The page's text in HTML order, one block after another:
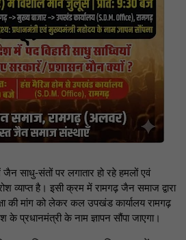
साधु-संतों पर लगातार हो रहे हमलों एवं
व्याप्त है। इसी क्रम में रामगढ़ जैन समाज द्वारा
की मांग को लेकर कल उपखंड कार्यालय रामगढ़
प्रधानमंत्री के नाम ज्ञापन सौंपा जाएगा।